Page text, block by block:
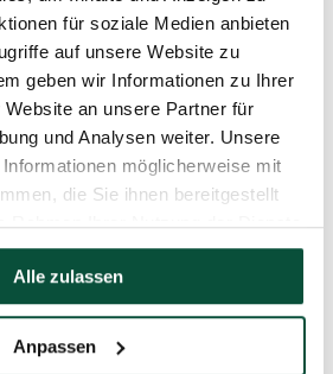
für soziale Medien anbieten
auf unsere Website zu
geben wir Informationen zu Ihrer
an unsere Partner für
und Analysen weiter. Unsere
möglicherweise mit
die Sie ihnen bereitgestellt
Rahmen Ihrer Nutzung der Dienste
Alle zulassen
Anpassen